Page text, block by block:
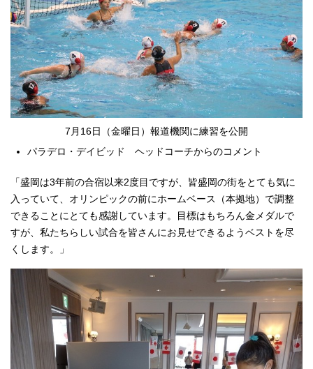
7月16日（金曜日）報道機関に練習を公開
パラデロ・デイビッド ヘッドコーチからのコメント
「盛岡は3年前の合宿以来2度目ですが、皆盛岡の街をとても気に
入っていて、オリンピックの前にホームベース（本拠地）で調整
できることにとても感謝しています。目標はもちろん金メダルで
すが、私たちらしい試合を皆さんにお見せできるようベストを尽
くします。」